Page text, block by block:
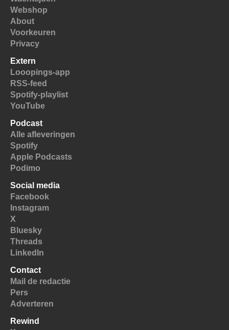
Webshop
About
Voorkeuren
Privacy
Extern
Looopings-app
RSS-feed
Spotify-playlist
YouTube
Podcast
Alle afleveringen
Spotify
Apple Podcasts
Podimo
Social media
Facebook
Instagram
X
Bluesky
Threads
LinkedIn
Contact
Mail de redactie
Pers
Adverteren
Rewind